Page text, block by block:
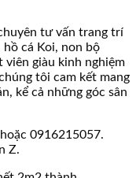
tư vấn trang trí
cá Koi, non bộ
giàu kinh nghiệm
tôi cam kết mang
kể cả những góc sân
0916215057.
Z.